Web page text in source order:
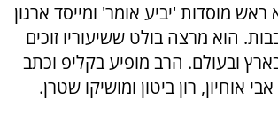
מוסדות 'יביע אומר' ומייסד ארגון
הוא מרצה בולט ששיעוריו זוכים
ובעולם. הרב מופיע בקליפ וכתב
אוחיון, רון ביטון ומושיקו שטרן.